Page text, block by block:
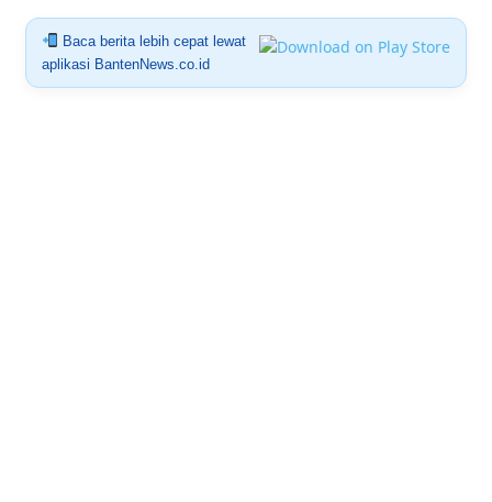
Baca berita lebih cepat lewat
aplikasi BantenNews.co.id